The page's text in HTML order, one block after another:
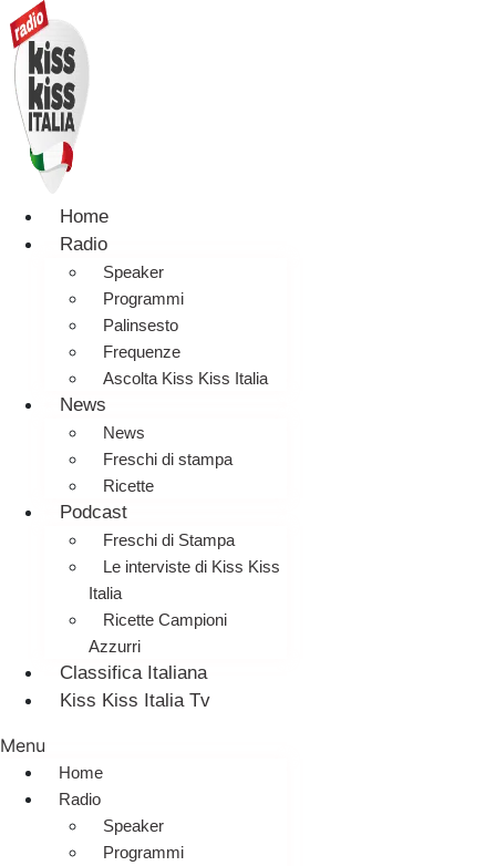
Home
Radio
Speaker
Programmi
Palinsesto
Frequenze
Ascolta Kiss Kiss Italia
News
News
Freschi di stampa
Ricette
Podcast
Freschi di Stampa
Le interviste di Kiss Kiss
Italia
Ricette Campioni
Azzurri
Classifica Italiana
Kiss Kiss Italia Tv
Menu
Home
Radio
Speaker
Programmi